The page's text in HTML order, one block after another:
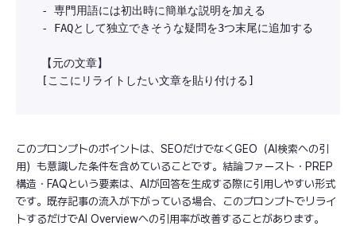
- 専門用語には初出時に簡単な説明を加える
- FAQとして独立できそうな疑問を3つ末尾に追加する
【元の文章】
このプロンプトのポイントは、SEOだけでなくGEO（AI検索への引
用）も意識した条件を含めていることです。結論ファースト・PREP
構造・FAQという要素は、AIが回答を生成する際に引用しやすい形式
です。既存記事の流入が下がっている場合、このプロンプトでリライ
トするだけでAI Overviewへの引用率が改善することがあります。